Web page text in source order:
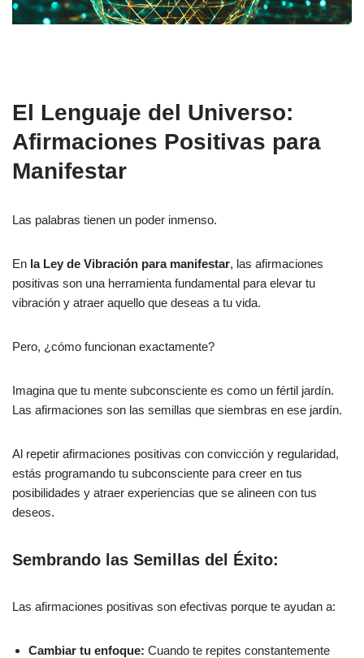
El Lenguaje del Universo:
Afirmaciones Positivas para
Manifestar
Las palabras tienen un poder inmenso.
En la Ley de Vibración para manifestar, las afirmaciones
positivas son una herramienta fundamental para elevar tu
vibración y atraer aquello que deseas a tu vida.
Pero, ¿cómo funcionan exactamente?
Imagina que tu mente subconsciente es como un fértil jardín.
Las afirmaciones son las semillas que siembras en ese jardín.
Al repetir afirmaciones positivas con convicción y regularidad,
estás programando tu subconsciente para creer en tus
posibilidades y atraer experiencias que se alineen con tus
deseos.
Sembrando las Semillas del Éxito:
Las afirmaciones positivas son efectivas porque te ayudan a:
Cambiar tu enfoque: Cuando te repites constantemente